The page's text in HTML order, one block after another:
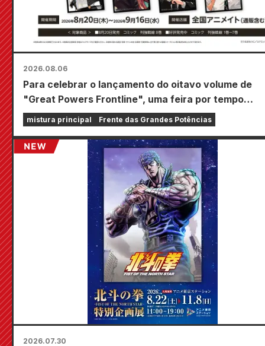
2026.08.06
Para celebrar o lançamento do oitavo volume de
"Great Powers Frontline", uma feira por tempo
limitado será realizada nas lojas Animate em todo o
país a partir de 20 de agosto, onde você poderá
adquirir um mini cartão especialmente desenhado
tipos no total)!
mistura principal Frente das Grandes Potências
2026.07.30